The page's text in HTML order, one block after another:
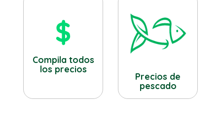
Compila todos
los precios
Precios de
pescado